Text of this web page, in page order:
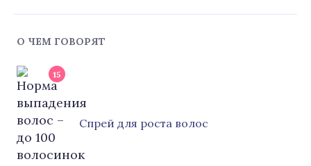
О ЧЕМ ГОВОРЯТ
15
Cпрей для роста волос